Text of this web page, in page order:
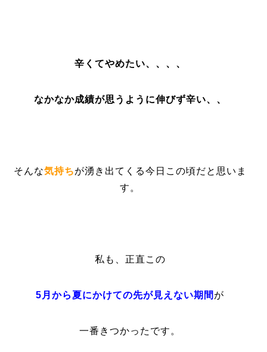
辛くてやめたい、、、、
なかなか成績が思うように伸びず辛い、、
そんな気持ちが湧き出てくる今日この頃だと思いま
す。
私も、正直この
5月から夏にかけての先が見えない期間 が
一番きつかったです。